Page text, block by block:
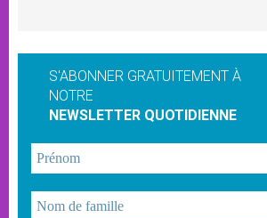
S'ABONNER GRATUITEMENT À
NOTRE
NEWSLETTER QUOTIDIENNE